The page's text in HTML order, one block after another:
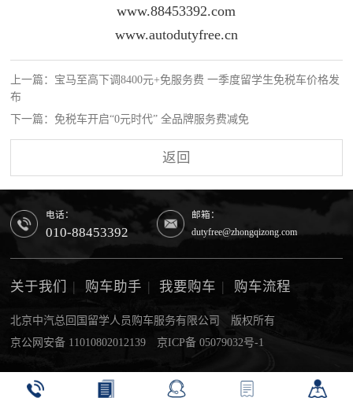
www.88453392.com
www.autodutyfree.cn
上一篇：宝马至高下调8400元+免服务费 一季度留学生免税车价格发
布
下一篇：免税车开启“0元时代” 全品牌服务费减免
返回
电话：
010-88453392
邮箱：
dutyfree@zhongqizong.com
关于我们 | 购车助手 | 我要购车 | 购车流程
北京中汽总回国留学人员购车服务有限公司 版权所有
京公网安备 11010802012139 京ICP备 05079032号-1